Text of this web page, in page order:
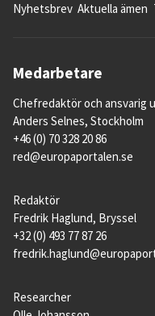
Nyhetsbrev Aktuella ämen
Medarbetare
Chefredaktör och ansvarig
Anders Selnes, Stockholm
+46 (0) 70 328 20 86
red@europaportalen.se
Redaktör
Fredrik Haglund, Bryssel
+32 (0) 493 77 87 26
Researcher